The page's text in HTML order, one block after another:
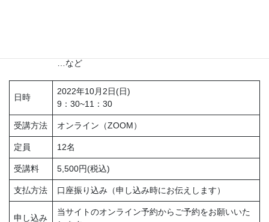
…など
日時
2022年10月2日(日)
9：30~11：30
受講方法 オンライン（ZOOM）
定員 12名
受講料 5,500円(税込)
支払方法 口座振り込み（申し込み時にお伝えします）
申し込み
当サイトのオンライン予約からご予約をお願いいた